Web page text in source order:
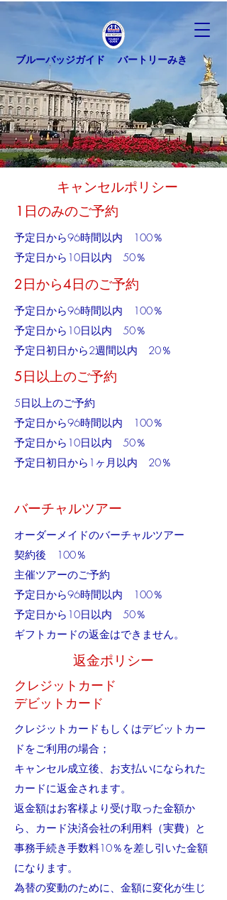
ブルーバッジガイド バートリーみき
キャンセルポリシー
1日のみのご予約
予定日から96時間以内 100％
予定日から10日以内 50％
2日から4日のご予約
予定日から96時間以内 100％
予定日から10日以内 50％
予定日初日から2週間以内 20％
5日以上のご予約
5日以上のご予約
予定日から96時間以内 100％
予定日から10日以内 50％
予定日初日から1ヶ月以内 20％
バーチャルツアー
オーダーメイドのバーチャルツアー
契約後 100％
主催ツアーのご予約
予定日から96時間以内 100％
予定日から10日以内 50％
ギフトカードの返金はできません。
返金ポリシー
クレジットカード
​デビットカード
クレジットカードもしくはデビットカー
ドをご利用の場合；
キャンセル成立後、お支払いになられた
カードに返金されます。
返金額はお客様より受け取った金額か
ら、カード決済会社の利用料（実費）と
事務手続き手数料10％を差し引いた金額
になります。
為替の変動のために、金額に変化が生じ